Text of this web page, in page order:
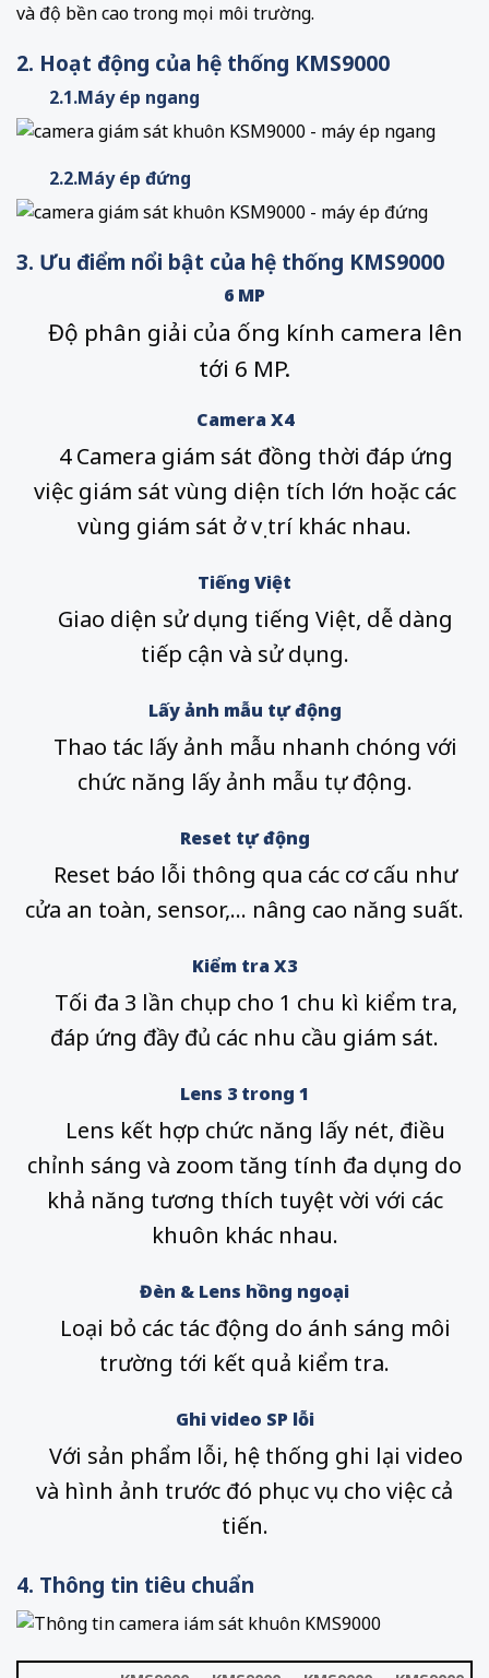
và độ bền cao trong mọi môi trường.
2. Hoạt động của hệ thống KMS9000
2.1.Máy ép ngang
2.2.Máy ép đứng
3. Ưu điểm nổi bật của hệ thống KMS9000
6 MP
Độ phân giải của ống kính camera lên
tới 6 MP.
Camera X4
4 Camera giám sát đồng thời đáp ứng
việc giám sát vùng diện tích lớn hoặc các
vùng giám sát ở vị trí khác nhau.
Tiếng Việt
Giao diện sử dụng tiếng Việt, dễ dàng
tiếp cận và sử dụng.
Lấy ảnh mẫu tự động
Thao tác lấy ảnh mẫu nhanh chóng với
chức năng lấy ảnh mẫu tự động.
Reset tự động
Reset báo lỗi thông qua các cơ cấu như
cửa an toàn, sensor,… nâng cao năng suất.
Kiểm tra X3
Tối đa 3 lần chụp cho 1 chu kì kiểm tra,
đáp ứng đầy đủ các nhu cầu giám sát.
Lens 3 trong 1
Lens kết hợp chức năng lấy nét, điều
chỉnh sáng và zoom tăng tính đa dụng do
khả năng tương thích tuyệt vời với các
khuôn khác nhau.
Đèn & Lens hồng ngoại
Loại bỏ các tác động do ánh sáng môi
trường tới kết quả kiểm tra.
Ghi video SP lỗi
Với sản phẩm lỗi, hệ thống ghi lại video
và hình ảnh trước đó phục vụ cho việc cả
tiến.
4. Thông tin tiêu chuẩn